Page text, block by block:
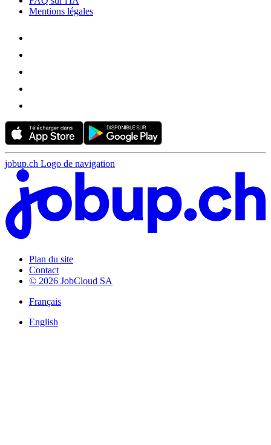
Mentions légales
jobup.ch Logo de navigation
Plan du site
Contact
© 2026 JobCloud SA
Français
English